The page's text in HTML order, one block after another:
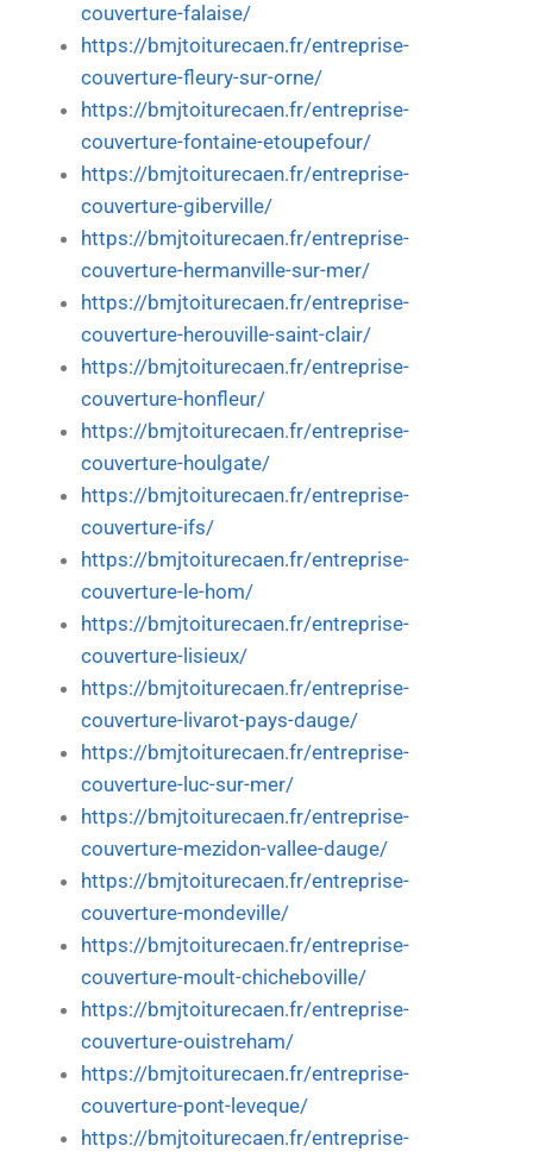
couverture-falaise/
https://bmjtoiturecaen.fr/entreprise-
couverture-fleury-sur-orne/
https://bmjtoiturecaen.fr/entreprise-
couverture-fontaine-etoupefour/
https://bmjtoiturecaen.fr/entreprise-
couverture-giberville/
https://bmjtoiturecaen.fr/entreprise-
couverture-hermanville-sur-mer/
https://bmjtoiturecaen.fr/entreprise-
couverture-herouville-saint-clair/
https://bmjtoiturecaen.fr/entreprise-
couverture-honfleur/
https://bmjtoiturecaen.fr/entreprise-
couverture-houlgate/
https://bmjtoiturecaen.fr/entreprise-
couverture-ifs/
https://bmjtoiturecaen.fr/entreprise-
couverture-le-hom/
https://bmjtoiturecaen.fr/entreprise-
couverture-lisieux/
https://bmjtoiturecaen.fr/entreprise-
couverture-livarot-pays-dauge/
https://bmjtoiturecaen.fr/entreprise-
couverture-luc-sur-mer/
https://bmjtoiturecaen.fr/entreprise-
couverture-mezidon-vallee-dauge/
https://bmjtoiturecaen.fr/entreprise-
couverture-mondeville/
https://bmjtoiturecaen.fr/entreprise-
couverture-moult-chicheboville/
https://bmjtoiturecaen.fr/entreprise-
couverture-ouistreham/
https://bmjtoiturecaen.fr/entreprise-
couverture-pont-leveque/
https://bmjtoiturecaen.fr/entreprise-